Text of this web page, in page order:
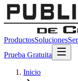
ProductosSoluciones
Prueba Gratuita
Inicio